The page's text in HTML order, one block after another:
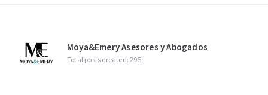
Moya&Emery Asesores y Abogados
Total posts created: 295